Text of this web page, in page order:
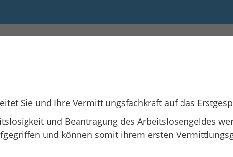
Sie und Ihre Vermittlungsfachkraft auf das
und Beantragung des Arbeitslosengeldes
und können somit ihrem ersten